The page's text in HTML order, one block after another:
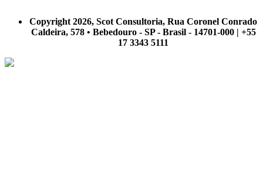
Copyright 2026, Scot Consultoria, Rua Coronel Conrado
Caldeira, 578 • Bebedouro - SP - Brasil - 14701-000 | +55
17 3343 5111